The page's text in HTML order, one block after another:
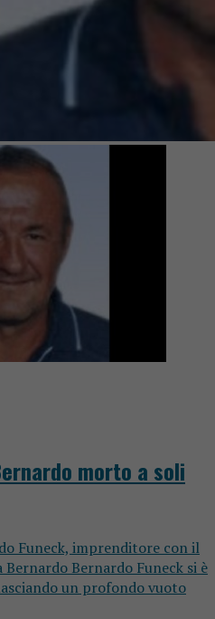
morto a soli
Funeck, imprenditore con il
Bernardo Funeck si è
un profondo vuoto